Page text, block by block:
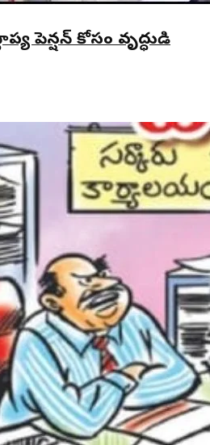
పెన్షన్ కోసం వృద్ధుడి